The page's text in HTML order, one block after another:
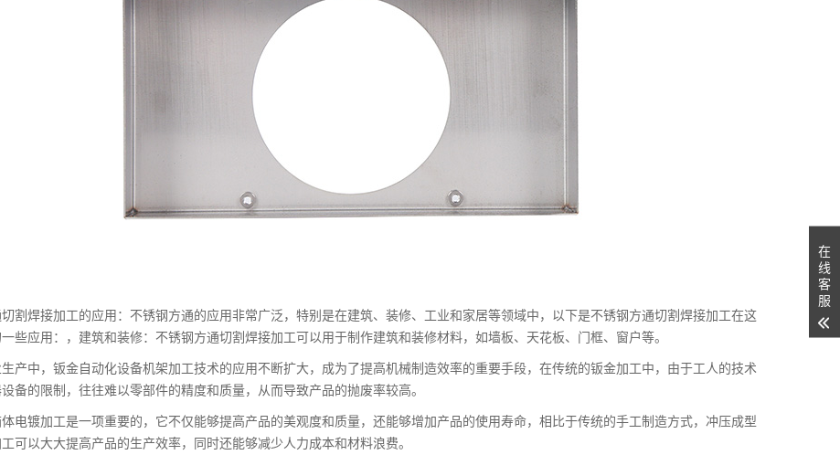
割焊接加工的应用：不锈钢方通的应用非常广泛，特别是在建筑、装修、工业和家居等领域中，以下是不锈钢方通切割焊接加工在这
些应用：，建筑和装修：不锈钢方通切割焊接加工可以用于制作建筑和装修材料，如墙板、天花板、门框、窗户等。
产中，钣金自动化设备机架加工技术的应用不断扩大，成为了提高机械制造效率的重要手段，在传统的钣金加工中，由于工人的技术
备的限制，往往难以零部件的精度和质量，从而导致产品的抛废率较高。
电镀加工是一项重要的，它不仅能够提高产品的美观度和质量，还能够增加产品的使用寿命，相比于传统的手工制造方式，冲压成型
可以大大提高产品的生产效率，同时还能够减少人力成本和材料浪费。
在
线
客
服